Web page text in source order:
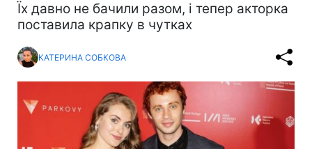
Їх давно не бачили разом, і тепер акторка
поставила крапку в чутках
КАТЕРИНА СОБКОВА